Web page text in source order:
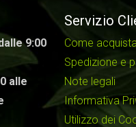
9:00
alle
Servizio
Come
Spedizione e
Note legali
Informativa
Utilizzo dei